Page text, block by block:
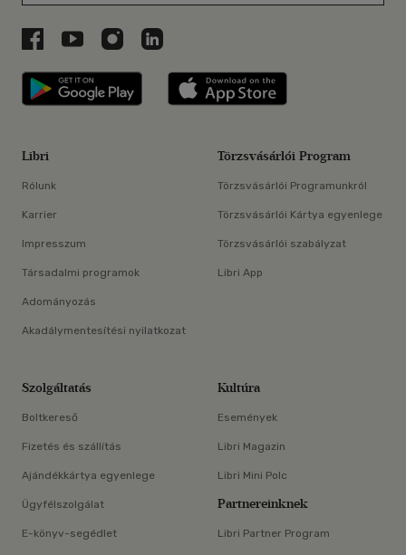
Libri a Facebookon
Libri a Youtube-on
Libri az Instagramon
Libri a LinkedInen
Libri applikáció Szerezd meg: Google
Libri
Rólunk
Karrier
Impresszum
Társadalmi programok
Adományozás
Akadálymentesítési nyilatkozat
Törzsvásárlói Program
Törzsvásárlói Programunkról
Törzsvásárlói Kártya egyenlege
Törzsvásárlói szabályzat
Libri App
Szolgáltatás
Boltkereső
Fizetés és szállítás
Ajándékkártya egyenlege
Ügyfélszolgálat
E-könyv-segédlet
Kultúra
Események
Libri Magazin
Libri Mini Polc
Partnereinknek
Libri Partner Program